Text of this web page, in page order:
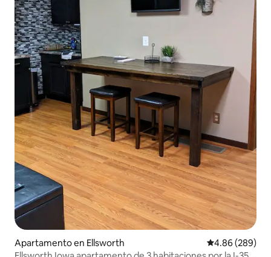
Apartamento en Ellsworth Calificación
4.86 (289)